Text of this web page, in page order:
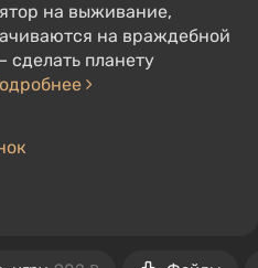
на выживание,
на враждебной
сделать планету